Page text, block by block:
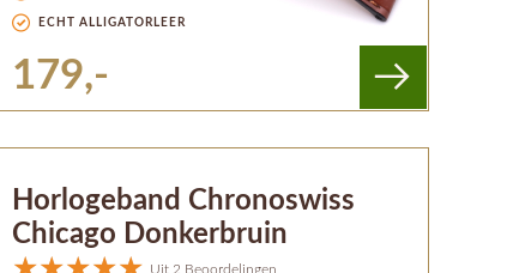
ECHT ALLIGATORLEER
179,-
Horlogeband Chronoswiss
Chicago Donkerbruin
Uit 2 Beoordelingen